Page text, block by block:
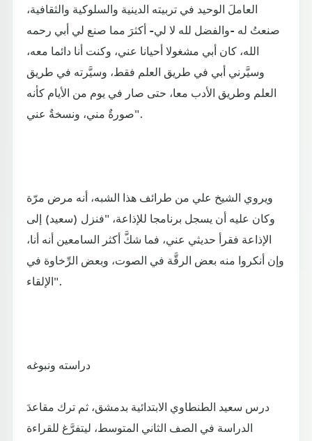
العاملَ الوحيد في تربيته الدينية والسلوكية والثقافية،
صنعتُ له -والفضل لله لا لي- أكثرَ مما صنع لي أبي رحمه
الله، كان أبي مشغولا أحيانا عني، وكنت أنا دائما معه،
وسيَّرني أبي في طريق العلم فقط، وسيَّرته في طريق
العلم وطريق الأدب معا، حتى صار في يوم من الأيام كأنه
صورةٌ مني، ونسخةٌ عني".
ويروي الشيخ علي من طرائف هذا الشبه، أنه مرض مرّة
وكان عليه أن يسجل برنامجا للإذاعة، "فنزل (سعيد) إلى
الإذاعة فقرأ حديثي عني، فما شكَّ أكثر السامعين أنه أنا،
وإن أنكروا منه بعض الرقَّة في الصوت، وبعض الرِّخاوة في
الإلقاء".
دراسته ونبوغه
درس سعيد الطنطاوي الابتدائية بدمشق، ثم ترك مقاعدَ
الدراسة في الصف الثاني المتوسط، ليتفرَّغ للقراءة